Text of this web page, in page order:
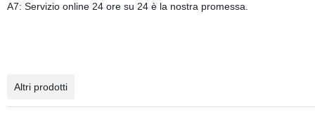
A7: Servizio online 24 ore su 24 è la nostra promessa.
Altri prodotti